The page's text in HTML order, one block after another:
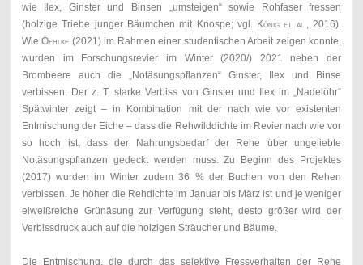
wie Ilex, Ginster und Binsen „umsteigen“ sowie Rohfaser fressen
(holzige Triebe junger Bäumchen mit Knospe; vgl. König et al
., 2016).
WieOehlke (2021) im Rahmen einer studentischen Arbeit zeigen konnte,
wurden im Forschungsrevier im Winter (2020/) 2021 neben der
Brombeere auch die „Notäsungspflanzen“ Ginster, Ilex und Binse
verbissen. Der z. T. starke Verbiss von Ginster und Ilex im „Nadelöhr“
Spätwinter zeigt – in Kombination mit der nach wie vor existenten
Entmischung der Eiche – dass die Rehwilddichte im Revier nach wie vor
so hoch ist, dass der Nahrungsbedarf der Rehe über ungeliebte
Notäsungspflanzen gedeckt werden muss. Zu Beginn des Projektes
(2017) wurden im Winter zudem 36 % der Buchen von den Rehen
verbissen. Je höher die Rehdichte im Januar bis März ist und je weniger
eiweißreiche Grünäsung zur Verfügung steht, desto größer wird der
Verbissdruck auch auf die holzigen Sträucher und Bäume.
Die Entmischung, die durch das selektive Fressverhalten der Rehe